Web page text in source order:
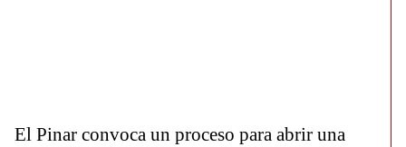
El Pinar convoca un proceso para abrir una